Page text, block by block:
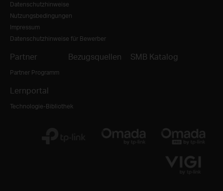
Datenschutzhinweise
Nutzungsbedingungen
Impressum
Datenschutzhinweise für Bewerber
Partner
Partner Programm
Bezugsquellen SMB Katalog
Lernportal
Technologie-Bibliothek